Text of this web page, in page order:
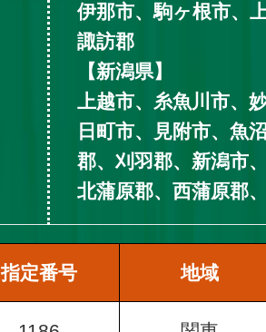
伊那市、駒ヶ根市、
諏訪郡
【新潟県】
上越市、糸魚川市、
日町市、見附市、魚
郡、刈羽郡、新潟市
北蒲原郡、西蒲原郡
指定番号 地域